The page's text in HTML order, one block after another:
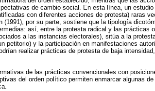
de cambio social. En esta línea, un
con diferentes acciones de protesta) raras
(1991), por su parte, sostiene que la tipología
así, entre la protesta radical y las prácticas
a las instancias electorales), sitúa a la
petitorio) y la participación en manifestaciones
realizar prácticas de protesta de baja
de las prácticas convencionales con
del orden político permiten enmarcar algunas